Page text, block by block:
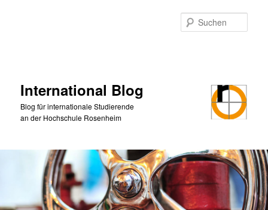
International Blog
Blog für internationale Studierende
an der Hochschule Rosenheim